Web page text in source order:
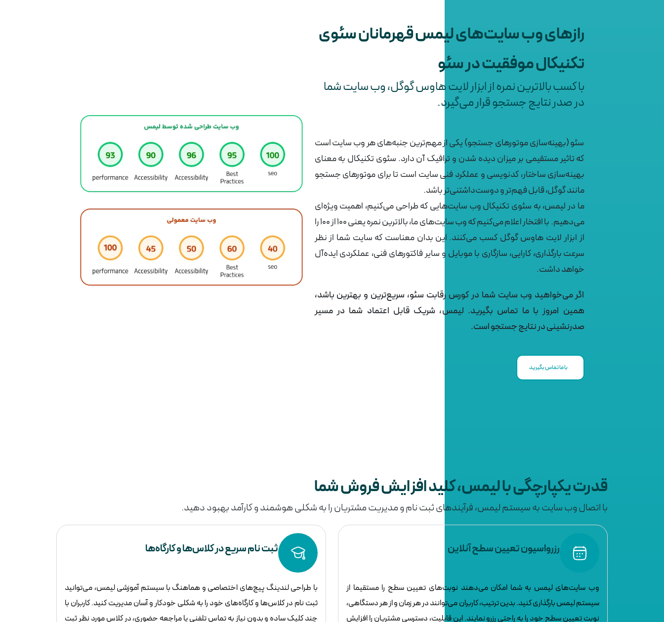
رازهای وب سایت‌های لیمس قهرمانان سئوی
تکنیکال موفقیت در سئو
با کسب بالاترین نمره از ابزار لایت هاوس گوگل، وب سایت شما
در صدر نتایج جستجو قرار می‌گیرد.
سئو (بهینه‌سازی موتورهای جستجو) یکی از مهم‌ترین جنبه‌های هر وب سایت است
که تاثیر مستقیمی بر میزان دیده شدن و ترافیک آن دارد. سئوی تکنیکال به معنای
بهینه‌سازی ساختار، کدنویسی و عملکرد فنی سایت است تا برای موتورهای جستجو
مانند گوگل، قابل فهم‌تر و دوست‌داشتنی‌تر باشد.
ما در لیمس، به سئوی تکنیکال وب سایت‌هایی که طراحی می‌کنیم، اهمیت ویژه‌ای
می‌دهیم. با افتخار اعلام می‌کنیم که وب سایت‌های ما، بالاترین نمره یعنی 100 از 100 را
از ابزار لایت هاوس گوگل کسب می‌کنند. این بدان معناست که سایت شما از نظر
سرعت بارگذاری، کارایی، سازگاری با موبایل و سایر فاکتورهای فنی، عملکردی ایده‌آل
خواهد داشت.
اگر می‌خواهید وب سایت شما در کورس رقابت سئو، سریع‌ترین و بهترین باشد،
همین امروز با ما تماس بگیرید. لیمس، شریک قابل اعتماد شما در مسیر
صدرنشینی در نتایج جستجو است.
با ما تماس بگیرید
قدرت یکپارچگی با لیمس، کلید افزایش فروش شما
با اتصال وب سایت به سیستم لیمس، فرآیندهای ثبت نام و مدیریت مشتریان را به شکلی هوشمند و کارآمد بهبود دهید.
رزرواسیون تعیین سطح آنلاین
وب سایت‌های لیمس به شما امکان می‌دهند نوبت‌های تعیین سطح را مستقیما از
سیستم لیمس بارگذاری کنید. بدین ترتیب، کاربران می‌توانند در هر زمان و از هر دستگاهی،
نوبت تعیین سطح خود را به راحتی رزرو نمایند. این قابلیت، دسترسی مشتریان را افزایش
ثبت نام سریع در کلاس‌ها و کارگاه‌ها
با طراحی لندینگ پیج‌های اختصاصی و هماهنگ با سیستم آموزشی لیمس، می‌توانید
ثبت نام در کلاس‌ها و کارگاه‌های خود را به شکلی خودکار و آسان مدیریت کنید. کاربران با
چند کلیک ساده و بدون نیاز به تماس تلفنی یا مراجعه حضوری، در کلاس مورد نظر ثبت